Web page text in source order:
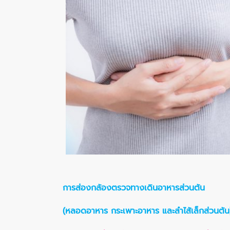
การส่องกล้องตรวจทางเดินอาหารส่วนต้น
(หลอดอาหาร กระเพาะอาหาร และลำไส้เล็กส่วนต้